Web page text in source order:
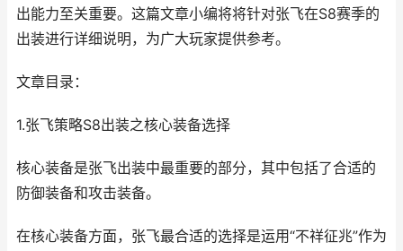
出能力至关重要。这篇文章小编将将针对张飞在S8赛季的
出装进行详细说明，为广大玩家提供参考。
文章目录：
1.张飞策略S8出装之核心装备选择
核心装备是张飞出装中最重要的部分，其中包括了合适的
防御装备和攻击装备。
在核心装备方面，张飞最合适的选择是运用“不祥征兆”作为